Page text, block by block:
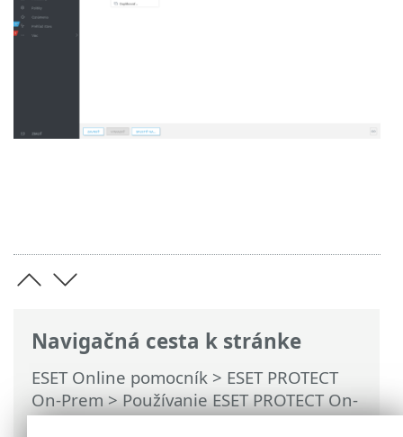
Navigačná cesta k stránke
ESET Online pomocník > ESET PROTECT
On-Prem>Používanie ESET PROTECT On-
Prem>Hlavné menu ESET PROTECT On-